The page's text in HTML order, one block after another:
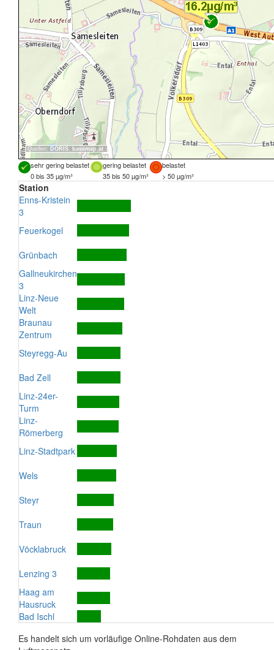
Quellen: DORIS, basemap.at
sehr gering belastet gering belastet
belastet
0 bis 35 µg/m³
35 bis 50 µg/m³ > 50 µg/m³
Station
Enns-Kristein
3
Feuerkogel
Grünbach
Gallneukirchen
3
Linz-Neue
Welt
Braunau
Zentrum
Steyregg-Au
Bad Zell
Linz-24er-
Turm
Linz-
Römerberg
Linz-Stadtpark
Wels
Steyr
Traun
Vöcklabruck
Lenzing 3
Haag am
Hausruck
Bad Ischl
Es handelt sich um vorläufige Online-Rohdaten aus dem